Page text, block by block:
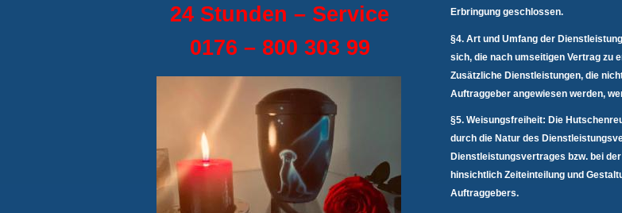
Erbringung geschlossen.
§4. Art und Umfang der
sich, die nach umseitigen Vertrag zu
Zusätzliche Dienstleistungen, die
Auftraggeber angewiesen werden,
§5. Weisungsfreiheit: Die
durch die Natur des
Dienstleistungsvertrages bzw. bei
hinsichtlich Zeiteinteilung und
Auftraggebers.
24 Stunden – Service
0176 – 800 303 99